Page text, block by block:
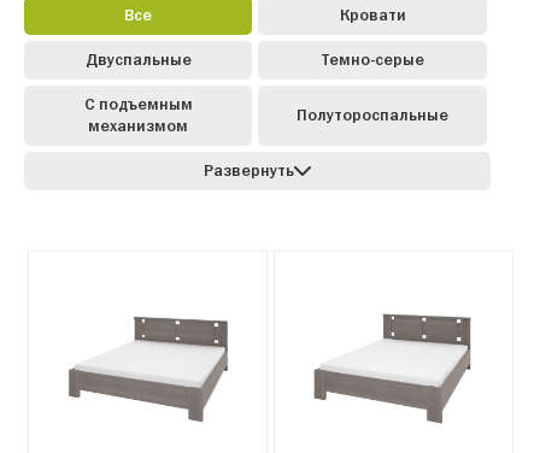
Все Кровати
Двуспальные Темно-серые
С подъемным
механизмом
Полутороспальные
Развернуть